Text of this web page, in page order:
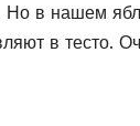
Но в нашем
в тесто.